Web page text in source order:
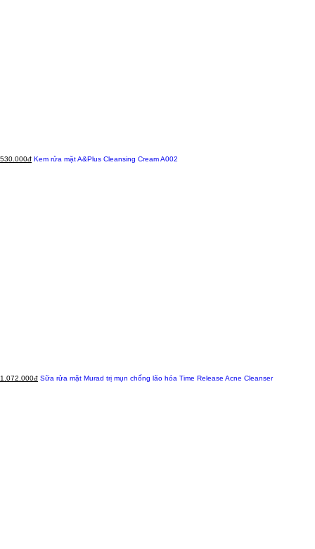
530.000đ Kem rửa mặt A&Plus Cleansing Cream A002
1.072.000đ Sữa rửa mặt Murad trị mụn chống lão hóa Time Release Acne Cleanser